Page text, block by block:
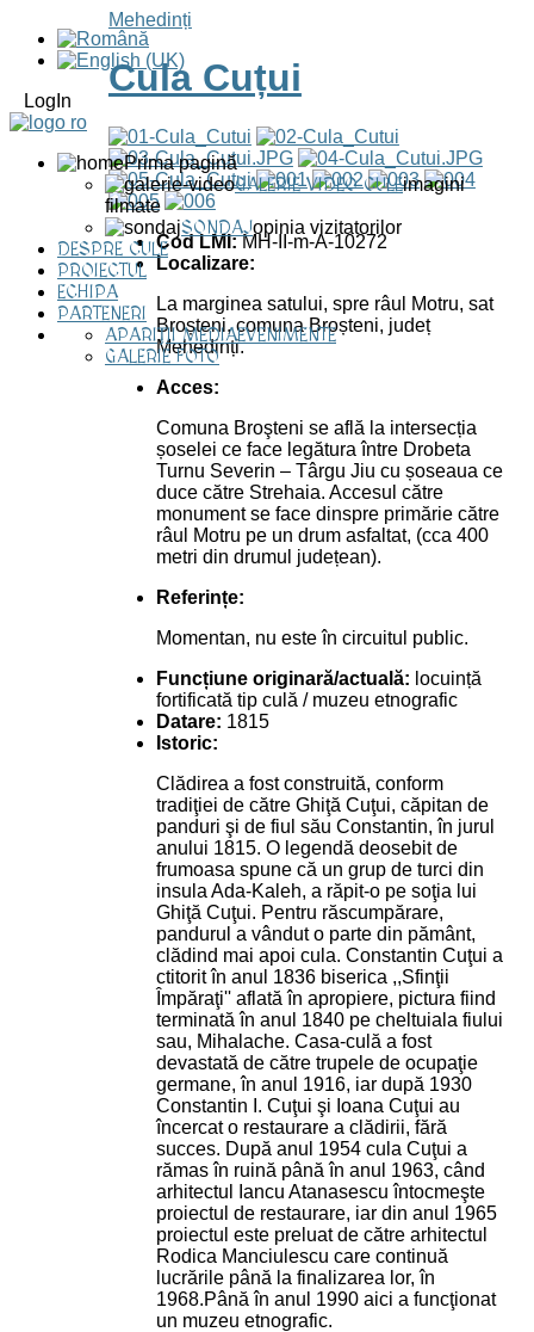
LogIn
Prima pagină
GALERIE VIDEO CULEimagini
filmate
SONDAJopinia vizitatorilor
DESPRE CULE
PROIECTUL
ECHIPA
PARTENERI
EVENIMENTE
APARIȚII MEDIA
GALERIE FOTO
Mehedinți
Cula Cuțui
Cod LMI:MH-II-m-A-10272
Localizare:
La marginea satului, spre râul Motru, sat
Broșteni, comuna Broșteni, județ
Mehedinți.
Acces:
Comuna Broşteni se află la intersecția
șoselei ce face legătura între Drobeta
Turnu Severin – Târgu Jiu cu șoseaua ce
duce către Strehaia. Accesul către
monument se face dinspre primărie către
râul Motru pe un drum asfaltat, (cca 400
metri din drumul județean).
Referințe:
Momentan, nu este în circuitul public.
Funcțiune originară/actuală: locuință
fortificată tip culă / muzeu etnografic
Datare: 1815
Istoric:
Clădirea a fost construită, conform
tradiţiei de către Ghiţă Cuţui, căpitan de
panduri şi de fiul său Constantin, în jurul
anului 1815. O legendă deosebit de
frumoasa spune că un grup de turci din
insula Ada-Kaleh, a răpit-o pe soţia lui
Ghiţă Cuţui. Pentru răscumpărare,
pandurul a vândut o parte din pământ,
clădind mai apoi cula. Constantin Cuţui a
ctitorit în anul 1836 biserica ,,Sfinţii
Împăraţi'' aflată în apropiere, pictura fiind
terminată în anul 1840 pe cheltuiala fiului
sau, Mihalache. Casa-culă a fost
devastată de către trupele de ocupaţie
germane, în anul 1916, iar după 1930
Constantin I. Cuţui şi Ioana Cuţui au
încercat o restaurare a clădirii, fără
succes. După anul 1954 cula Cuţui a
rămas în ruină până în anul 1963, când
arhitectul Iancu Atanasescu întocmeşte
proiectul de restaurare, iar din anul 1965
proiectul este preluat de către arhitectul
Rodica Manciulescu care continuă
lucrările până la finalizarea lor, în
1968.Până în anul 1990 aici a funcţionat
un muzeu etnografic.